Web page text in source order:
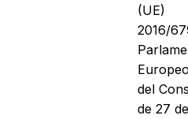
(UE)
2016/
del
de 27 de